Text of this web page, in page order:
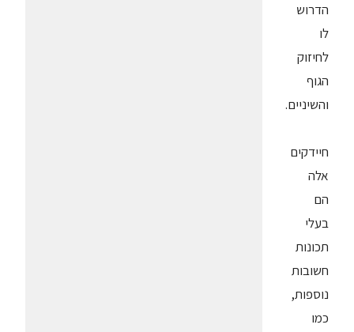
הדרוש
לו
לחיזוק
הגוף
והשיניים.
חיידקים
אלה
הם
בעלי
תכונות
חשובות
נוספות,
כמו